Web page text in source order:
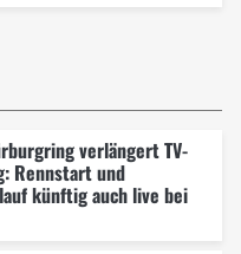
verlängert TV-
Rennstart und
künftig auch live bei